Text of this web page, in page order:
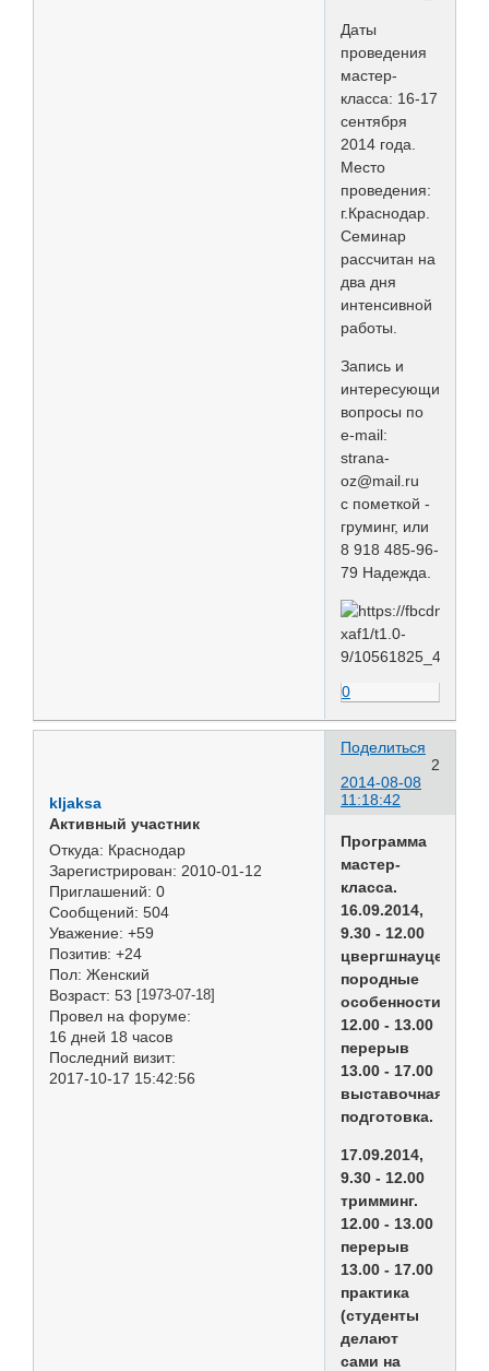
Даты
проведения
мастер-
класса: 16-17
сентября
2014 года.
Место
проведения:
г.Краснодар.
Семинар
рассчитан на
два дня
интенсивной
работы.
Запись и
интересующие
вопросы по
e-mail:
strana-
oz@mail.ru
с пометкой -
груминг, или
8 918 485-96-
79 Надежда.
0
Поделиться
2
2014-08-08
11:18:42
kljaksa
Активный участник
Откуда: Краснодар
Зарегистрирован: 2010-01-12
Приглашений: 0
Сообщений: 504
Уважение: +59
Позитив: +24
Пол: Женский
Возраст: 53 [1973-07-18]
Провел на форуме:
16 дней 18 часов
Последний визит:
2017-10-17 15:42:56
Программа
мастер-
класса.
16.09.2014,
9.30 - 12.00
цвергшнауцер,
породные
особенности.
12.00 - 13.00
перерыв
13.00 - 17.00
выставочная
подготовка.
17.09.2014,
9.30 - 12.00
тримминг.
12.00 - 13.00
перерыв
13.00 - 17.00
практика
(студенты
делают
сами на